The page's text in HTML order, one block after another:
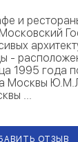
и
-
1995 года
Москвы
...
ОТЗЫВ